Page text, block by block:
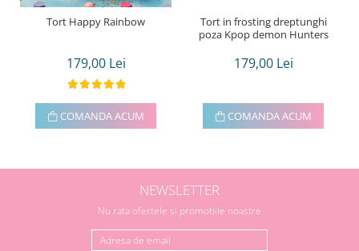
Tort Happy Rainbow
179,00 Lei
COMANDA ACUM
Tort in frosting dreptunghi
poza Kpop demon Hunters
179,00 Lei
COMANDA ACUM
NEWSLETTER
Nu rata ofertele si promotiile noastre